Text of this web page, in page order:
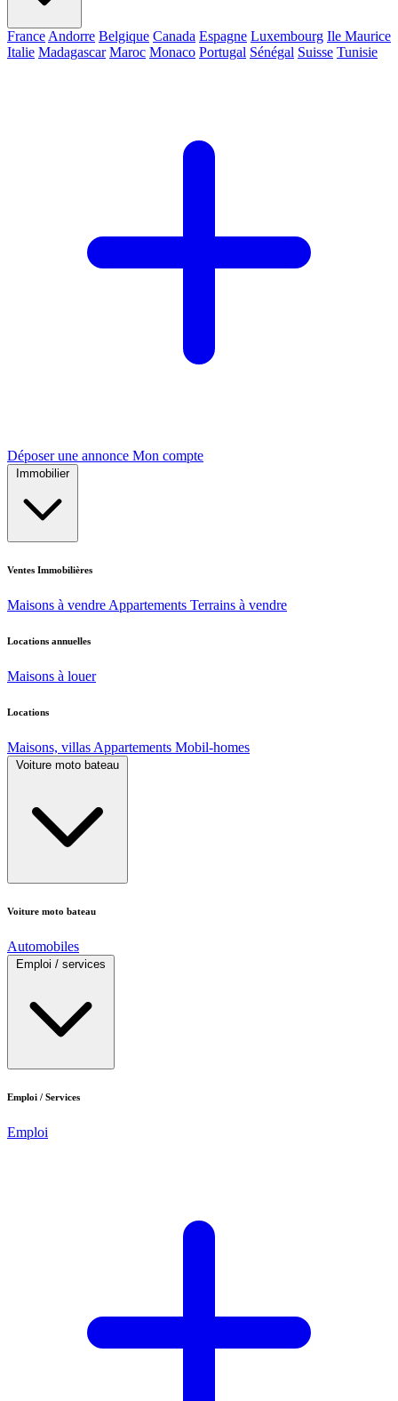
France Andorre Belgique Canada Espagne Luxembourg Ile Maurice
Italie Madagascar Maroc Monaco Portugal Sénégal Suisse Tunisie
Déposer une annonce Mon compte
Immobilier
Ventes Immobilières
Maisons à vendre Appartements Terrains à vendre
Locations annuelles
Maisons à louer
Locations
Maisons, villas Appartements Mobil-homes
Voiture moto bateau
Voiture moto bateau
Automobiles
Emploi / services
Emploi / Services
Emploi